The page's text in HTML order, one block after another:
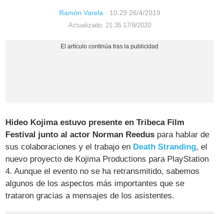
Ramón Varela· 10:29 26/4/2019
Actualizado: 21:35 17/8/2020
Hideo Kojima estuvo presente en Tribeca Film
Festival junto al actor Norman Reedus para hablar de
sus colaboraciones y el trabajo en Death Stranding, el
nuevo proyecto de Kojima Productions para PlayStation
4. Aunque el evento no se ha retransmitido, sabemos
algunos de los aspectos más importantes que se
trataron gracias a mensajes de los asistentes.